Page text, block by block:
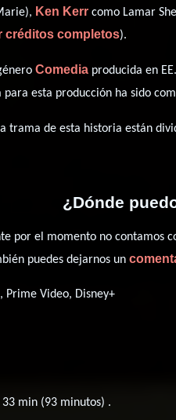
Ken Kerr como Lamar
créditos completos).
Comedia producida en
para esta producción ha sido
trama de esta historia están
¿Dónde
por el momento no contamos
puedes dejarnos un
Prime Video, Disney+
min (93 minutos) .